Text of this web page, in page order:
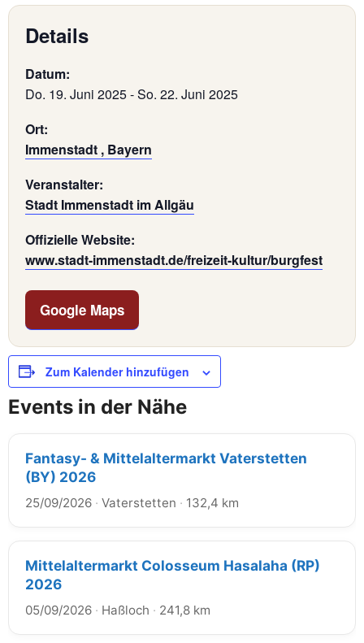
Details
Datum:
Do. 19. Juni 2025-So. 22. Juni 2025
Ort:
Immenstadt , Bayern
Veranstalter:
Stadt Immenstadt im Allgäu
Offizielle Website:
www.stadt-immenstadt.de/freizeit-kultur/burgfest
Google Maps
Zum Kalender hinzufügen
Events in der Nähe
Fantasy- & Mittelaltermarkt Vaterstetten
(BY) 2026
25/09/2026 · Vaterstetten · 132,4 km
Mittelaltermarkt Colosseum Hasalaha (RP)
2026
05/09/2026 · Haßloch · 241,8 km